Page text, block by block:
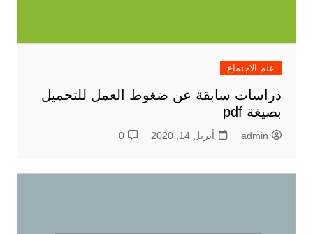
علم الاجتماع
دراسات سابقة عن ضغوط العمل للتحميل
بصيغة pdf
admin أبريل 14, 2020 0